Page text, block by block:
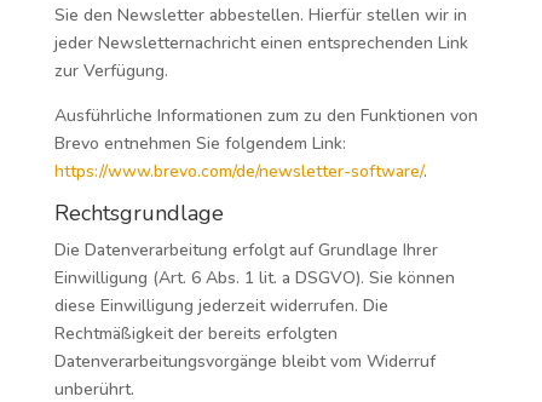
Sie den Newsletter abbestellen. Hierfür stellen wir in
jeder Newsletternachricht einen entsprechenden Link
zur Verfügung.
Ausführliche Informationen zum zu den Funktionen von
Brevo entnehmen Sie folgendem Link:
https://www.brevo.com/de/newsletter-software/.
Rechtsgrundlage
Die Datenverarbeitung erfolgt auf Grundlage Ihrer
Einwilligung (Art. 6 Abs. 1 lit. a DSGVO). Sie können
diese Einwilligung jederzeit widerrufen. Die
Rechtmäßigkeit der bereits erfolgten
Datenverarbeitungsvorgänge bleibt vom Widerruf
unberührt.